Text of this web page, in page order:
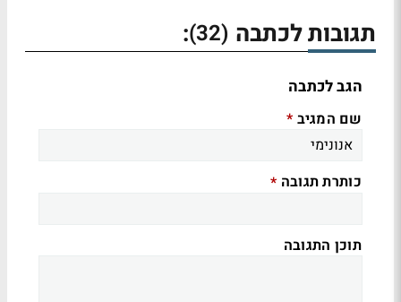
תגובות לכתבה (32)
:
הגב לכתבה
שם המגיב *
כותרת תגובה *
תוכן התגובה